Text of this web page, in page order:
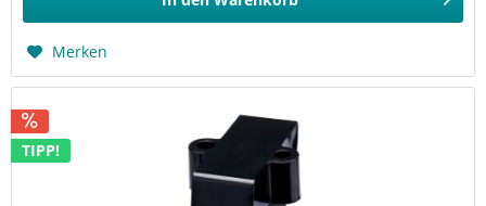
Merken
TIPP!